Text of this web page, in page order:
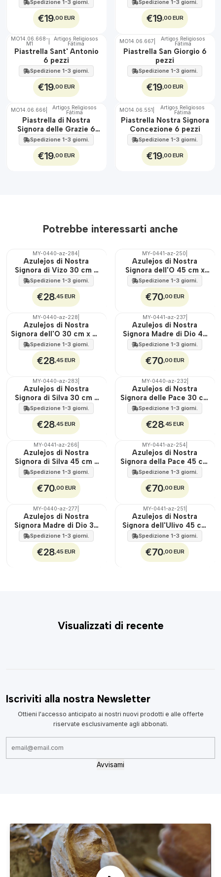
Spedizione 1-3 giorni.
€19,00 EUR
Spedizione 1-3 giorni.
€19,00 EUR
🇵🇹
100%
Torna in alto
EST.
MO14.06.668-
M1
Artigos Religiosos
Fátima
Piastrella Sant' Antonio
6 pezzi
Spedizione 1-3 giorni.
€19,00 EUR
🇵🇹
100%
MO14.06.667 Artigos Religiosos
Fátima
Piastrella San Giorgio 6
pezzi
Spedizione 1-3 giorni.
€19,00 EUR
🇵🇹
100%
EST.
MO14.06.666 Artigos Religiosos
Fátima
Piastrella di Nostra
Signora delle Grazie 6
pezzi
Spedizione 1-3 giorni.
€19,00 EUR
🇵🇹
100%
Torna in alto
EST.
MO14.06.551 Artigos Religiosos
Fátima
Piastrella Nostra Signora
Concezione 6 pezzi
Spedizione 1-3 giorni.
€19,00 EUR
Potrebbe interessarti anche
🇵🇹
100%
EST.
MY-0440-az-284
Azulejos di Nostra
Signora di Vizo 30 cm x
45 cm
Spedizione 1-3 giorni.
€28,45 EUR
🇵🇹
100%
EST.
MY-0441-az-250
Azulejos di Nostra
Signora dell'O 45 cm x
60 cm
Spedizione 1-3 giorni.
€70,00 EUR
🇵🇹
100%
EST.
MY-0440-az-228
Azulejos di Nostra
Signora dell'O 30 cm x 45
cm
Spedizione 1-3 giorni.
€28,45 EUR
🇵🇹
100%
EST.
MY-0441-az-237
Azulejos di Nostra
Signora Madre di Dio 45
cm x 60 cm
Spedizione 1-3 giorni.
€70,00 EUR
🇵🇹
100%
EST.
MY-0440-az-283
Azulejos di Nostra
Signora di Silva 30 cm x
45 cm
Spedizione 1-3 giorni.
€28,45 EUR
🇵🇹
100%
EST.
MY-0440-az-232
Azulejos di Nostra
Signora delle Pace 30 cm
x 45 cm
Spedizione 1-3 giorni.
€28,45 EUR
🇵🇹
100%
EST.
MY-0441-az-266
Azulejos di Nostra
Signora di Silva 45 cm x
60 cm
Spedizione 1-3 giorni.
€70,00 EUR
🇵🇹
100%
EST.
MY-0441-az-254
Azulejos di Nostra
Signora della Pace 45 cm
x 60 cm
Spedizione 1-3 giorni.
€70,00 EUR
🇵🇹
100%
EST.
MY-0440-az-277
Azulejos di Nostra
Signora Madre di Dio 30
cm x 45 cm
Spedizione 1-3 giorni.
€28,45 EUR
🇵🇹
100%
EST.
MY-0441-az-251
Azulejos di Nostra
Signora dell'Ulivo 45 cm
x 60 cm
Spedizione 1-3 giorni.
€70,00 EUR
Visualizzati di recente
Iscriviti alla nostra Newsletter
Ottieni l'accesso anticipato ai nostri nuovi prodotti e alle offerte
riservate esclusivamente agli abbonati.
Avvisami